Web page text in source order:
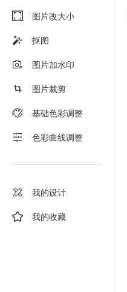
图片改大小
抠图
图片加水印
图片裁剪
基础色彩调整
色彩曲线调整
我的设计
我的收藏